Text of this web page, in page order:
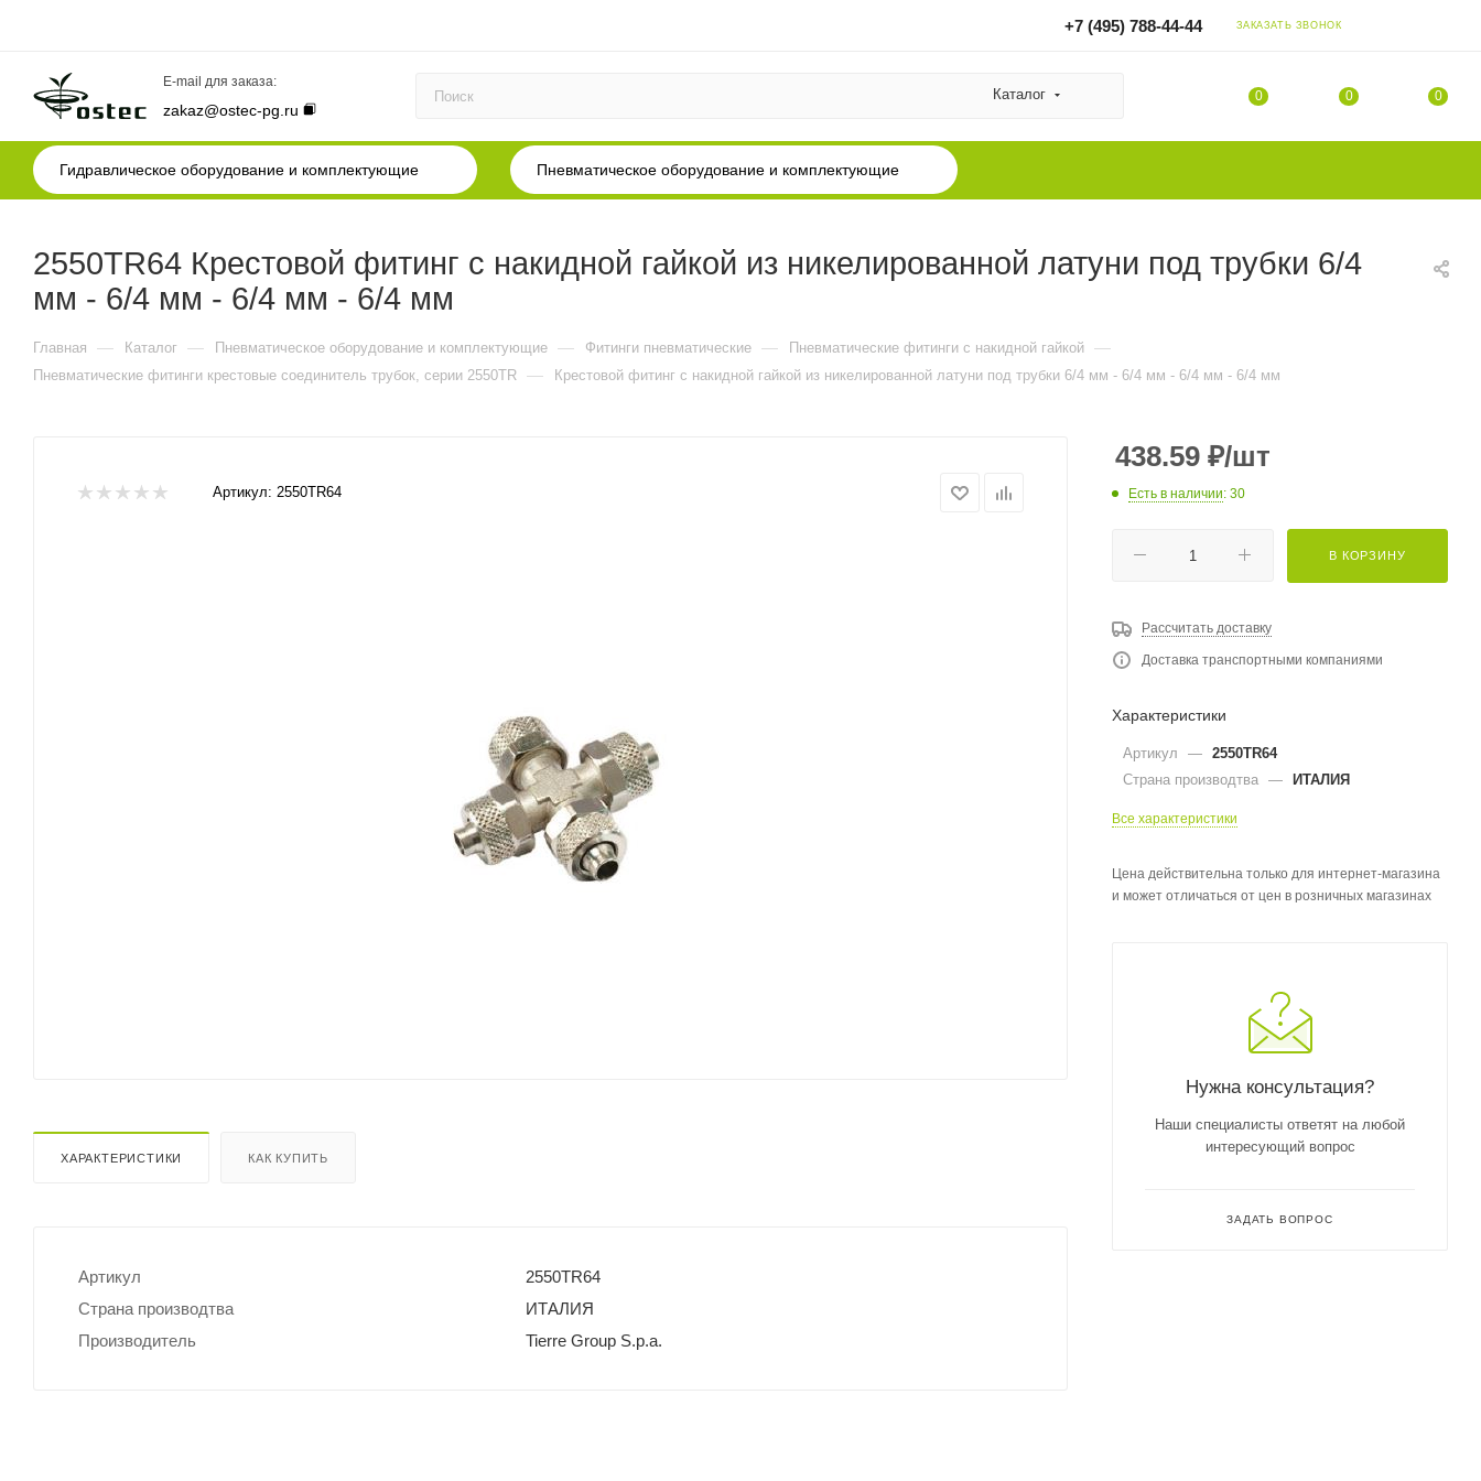
+7 (495) 788-44-44 ЗАКАЗАТЬ ЗВОНОК
E-mail для заказа:
zakaz@ostec-pg.ru
Каталог 0 0 0
Гидравлическое оборудование и комплектующие Пневматическое оборудование и комплектующие
2550TR64 Крестовой фитинг с накидной гайкой из никелированной латуни под трубки 6/4
мм - 6/4 мм - 6/4 мм - 6/4 мм
Главная — Каталог — Пневматическое оборудование и комплектующие — Фитинги пневматические — Пневматические фитинги с накидной гайкой —
Пневматические фитинги крестовые соединитель трубок, серии 2550TR — Крестовой фитинг с накидной гайкой из никелированной латуни под трубки 6/4 мм - 6/4 мм - 6/4 мм - 6/4 мм
Артикул: 2550TR64
ХАРАКТЕРИСТИКИ КАК КУПИТЬ
Артикул
2550TR64
Страна производтва
ИТАЛИЯ
Производитель
Tierre Group S.p.a.
438.59 ₽/шт
Есть в наличии: 30
В КОРЗИНУ
Рассчитать доставку
Доставка транспортными компаниями
Характеристики
Артикул — 2550TR64
Страна производтва — ИТАЛИЯ
Все характеристики
Цена действительна только для интернет-магазина
и может отличаться от цен в розничных магазинах
Нужна консультация?
Наши специалисты ответят на любой
интересующий вопрос
ЗАДАТЬ ВОПРОС